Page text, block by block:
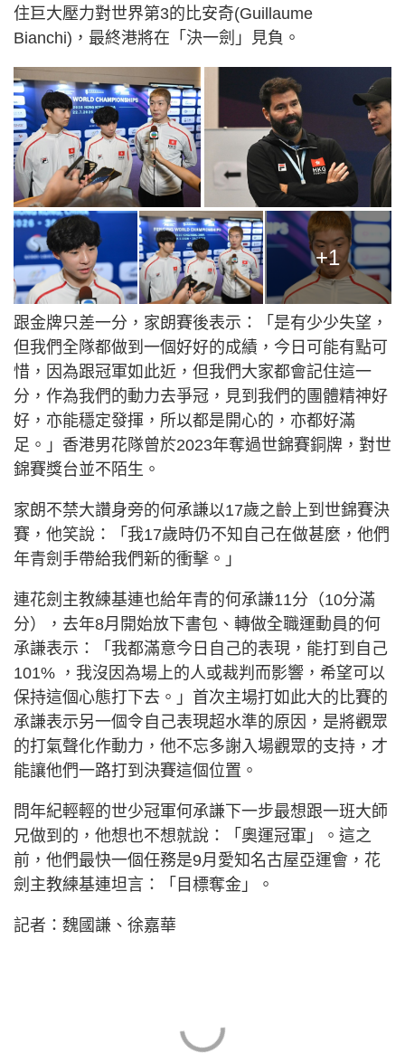
住巨大壓力對世界第3的比安奇(Guillaume
Bianchi)，最終港將在「決一劍」見負。
+1
跟金牌只差一分，家朗賽後表示：「是有少少失望，
但我們全隊都做到一個好好的成績，今日可能有點可
惜，因為跟冠軍如此近，但我們大家都會記住這一
分，作為我們的動力去爭冠，見到我們的團體精神好
好，亦能穩定發揮，所以都是開心的，亦都好滿
足。」香港男花隊曾於2023年奪過世錦賽銅牌，對世
錦賽獎台並不陌生。
家朗不禁大讚身旁的何承謙以17歲之齡上到世錦賽決
賽，他笑說：「我17歲時仍不知自己在做甚麼，他們
年青劍手帶給我們新的衝擊。」
連花劍主教練基連也給年青的何承謙11分（10分滿
分），去年8月開始放下書包、轉做全職運動員的何
承謙表示：「我都滿意今日自己的表現，能打到自己
101% ，我沒因為場上的人或裁判而影響，希望可以
保持這個心態打下去。」首次主場打如此大的比賽的
承謙表示另一個令自己表現超水準的原因，是將觀眾
的打氣聲化作動力，他不忘多謝入場觀眾的支持，才
能讓他們一路打到決賽這個位置。
問年紀輕輕的世少冠軍何承謙下一步最想跟一班大師
兄做到的，他想也不想就說：「奧運冠軍」。這之
前，他們最快一個任務是9月愛知名古屋亞運會，花
劍主教練基連坦言：「目標奪金」。
記者：魏國謙、徐嘉華